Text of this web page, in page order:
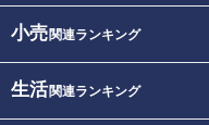
小売関連ランキング
生活関連ランキング